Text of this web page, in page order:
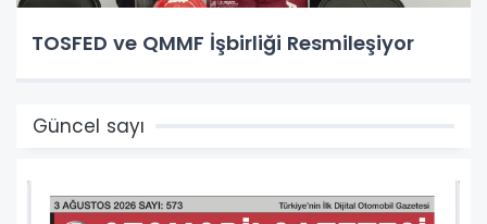
TOSFED ve QMMF İşbirliği Resmileşiyor
Güncel sayı